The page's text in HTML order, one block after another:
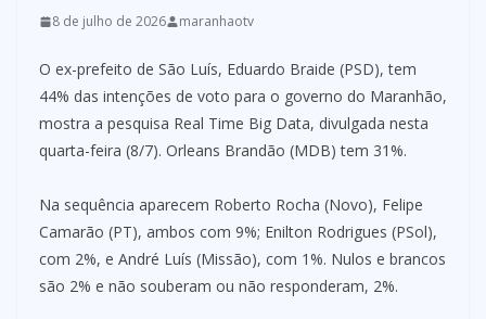
8 de julho de 2026 maranhaotv
O ex-prefeito de São Luís, Eduardo Braide (PSD), tem
44% das intenções de voto para o governo do Maranhão,
mostra a pesquisa Real Time Big Data, divulgada nesta
quarta-feira (8/7). Orleans Brandão (MDB) tem 31%.
Na sequência aparecem Roberto Rocha (Novo), Felipe
Camarão (PT), ambos com 9%; Enilton Rodrigues (PSol),
com 2%, e André Luís (Missão), com 1%. Nulos e brancos
são 2% e não souberam ou não responderam, 2%.